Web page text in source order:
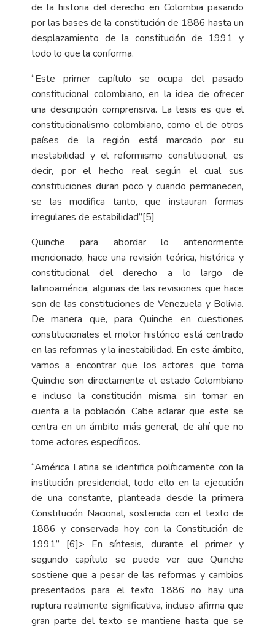
de la historia del derecho en Colombia pasando
por las bases de la constitución de 1886 hasta un
desplazamiento de la constitución de 1991 y
todo lo que la conforma.
“Este primer capítulo se ocupa del pasado
constitucional colombiano, en la idea de ofrecer
una descripción comprensiva. La tesis es que el
constitucionalismo colombiano, como el de otros
países de la región está marcado por su
inestabilidad y el reformismo constitucional, es
decir, por el hecho real según el cual sus
constituciones duran poco y cuando permanecen,
se las modifica tanto, que instauran formas
irregulares de estabilidad”[5]
Quinche para abordar lo anteriormente
mencionado, hace una revisión teórica, histórica y
constitucional del derecho a lo largo de
latinoamérica, algunas de las revisiones que hace
son de las constituciones de Venezuela y Bolivia.
De manera que, para Quinche en cuestiones
constitucionales el motor histórico está centrado
en las reformas y la inestabilidad. En este ámbito,
vamos a encontrar que los actores que toma
Quinche son directamente el estado Colombiano
e incluso la constitución misma, sin tomar en
cuenta a la población. Cabe aclarar que este se
centra en un ámbito más general, de ahí que no
tome actores específicos.
“América Latina se identifica políticamente con la
institución presidencial, todo ello en la ejecución
de una constante, planteada desde la primera
Constitución Nacional, sostenida con el texto de
1886 y conservada hoy con la Constitución de
1991” [6]> En síntesis, durante el primer y
segundo capítulo se puede ver que Quinche
sostiene que a pesar de las reformas y cambios
presentados para el texto 1886 no hay una
ruptura realmente significativa, incluso afirma que
gran parte del texto se mantiene hasta que se